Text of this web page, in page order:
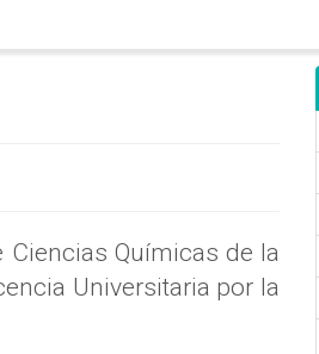
Ciencias Químicas de la
Universitaria por la